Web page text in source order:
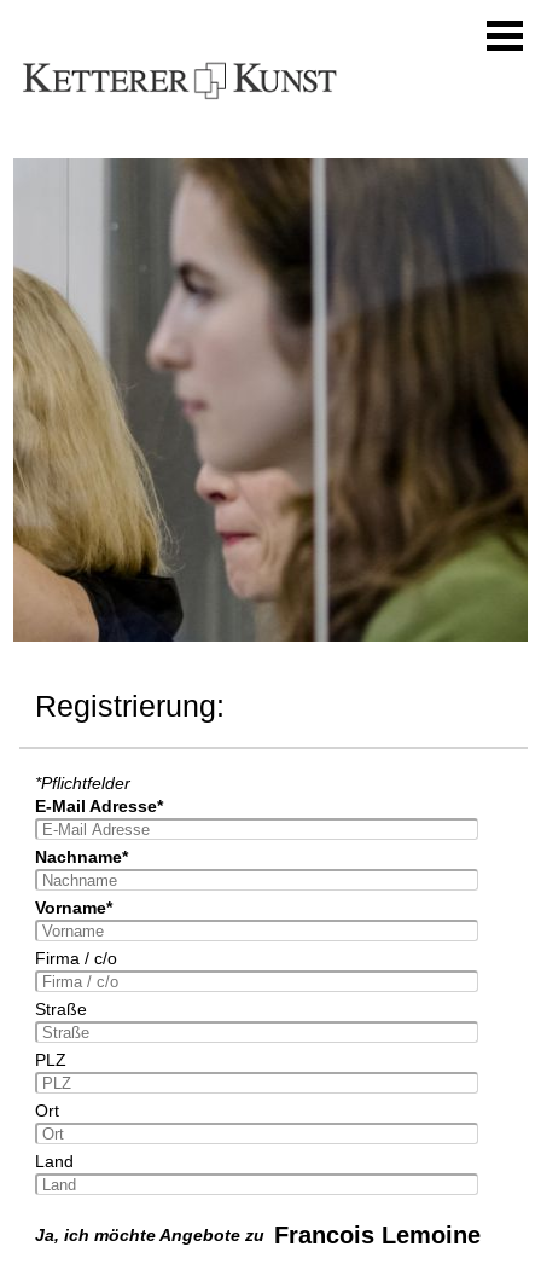
Registrierung:
*Pflichtfelder
E-Mail Adresse*
Nachname*
Vorname*
Firma / c/o
Straße
PLZ
Ort
Land
Ja, ich möchte Angebote zu Francois Lemoine